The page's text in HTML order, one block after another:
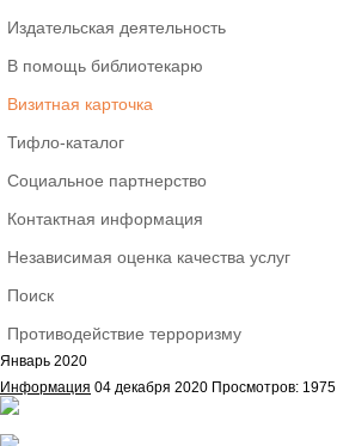
Издательская деятельность
В помощь библиотекарю
Визитная карточка
Тифло-каталог
Социальное партнерство
Контактная информация
Независимая оценка качества услуг
Поиск
Противодействие терроризму
Январь 2020
Информация 04 декабря 2020 Просмотров: 1975